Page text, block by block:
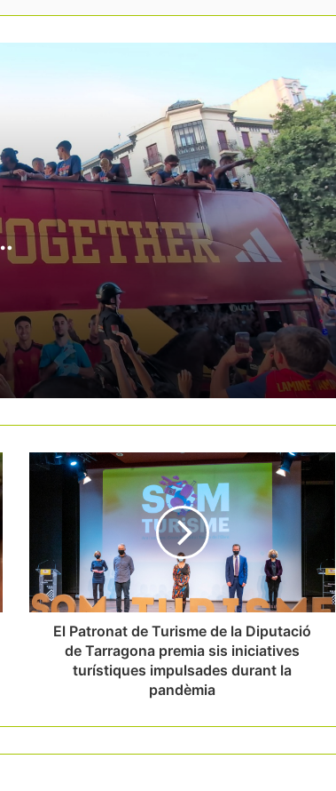
Pirineu
B-Travel tanca una edició marcada pel
foment d’un turisme més responsable
El càmping català es dona cita a la
Seu d’Urgell per abordar els reptes del
turisme a l’aire lliure
B-Travel reunirà més de 100
expositors i posarà el focus en el
El mercat alemany aporta 1.643 M€ a
Catalunya i reforça el turisme fora
d’estiu
El MWC evidencia el pes del turisme
B-Travel apostarà per un model turístic
més conscient i sostenible en la
pròxima edició
FITUR impulsa l’activitat turística i
hotelera de Madrid en una edició de
creixement rècord
El Patronat de Turisme de la Diputació
de Tarragona premia sis iniciatives
turístiques impulsades durant la
pandèmia